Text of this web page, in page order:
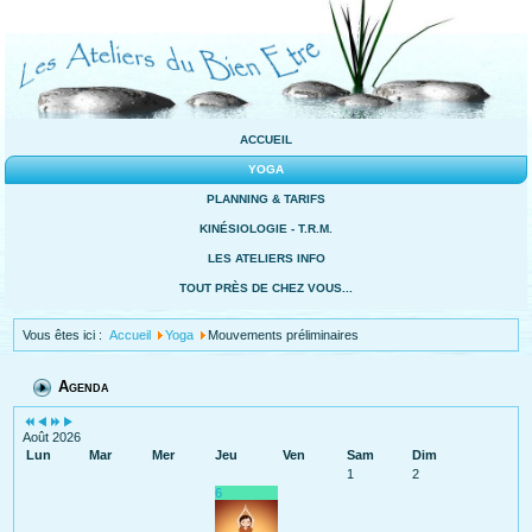
ACCUEIL
YOGA
PLANNING & TARIFS
KINÉSIOLOGIE - T.R.M.
LES ATELIERS INFO
TOUT PRÈS DE CHEZ VOUS...
Vous êtes ici :Accueil Yoga Mouvements préliminaires
Agenda
Août 2026
Lun
Mar Mer Jeu Ven Sam
Dim
1
2
6